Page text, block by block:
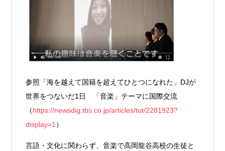
参照「海を越えて国籍を超えてひとつになれた」DJが
世界をつないだ1日 「音楽」テーマに国際交流
（https://newsdig.tbs.co.jp/articles/tut/2281923?
display=1）
言語・文化に関わらず、音楽で高岡龍谷高校の生徒と